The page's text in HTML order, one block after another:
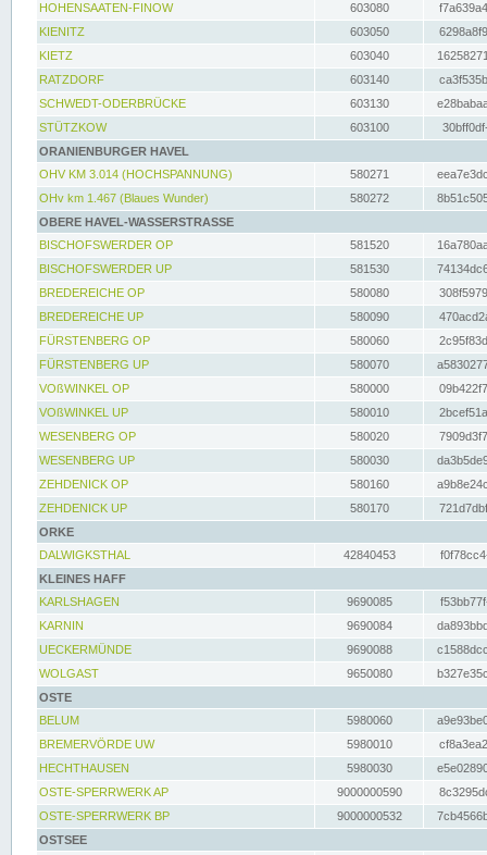
HOHENSAATEN-FINOW
603080
KIENITZ
603050
KIETZ
603040
RATZDORF
603140
SCHWEDT-ODERBRÜCKE
603130
STÜTZKOW
603100
ORANIENBURGER HAVEL
OHV KM 3.014 (HOCHSPANNUNG)
580271
OHv km 1.467 (Blaues Wunder)
580272
OBERE HAVEL-WASSERSTRASSE
BISCHOFSWERDER OP
581520
BISCHOFSWERDER UP
581530
BREDEREICHE OP
580080
BREDEREICHE UP
580090
FÜRSTENBERG OP
580060
FÜRSTENBERG UP
580070
VOßWINKEL OP
580000
VOßWINKEL UP
580010
WESENBERG OP
580020
WESENBERG UP
580030
ZEHDENICK OP
580160
ZEHDENICK UP
580170
ORKE
DALWIGKSTHAL
42840453
KLEINES HAFF
KARLSHAGEN
9690085
KARNIN
9690084
UECKERMÜNDE
9690088
WOLGAST
9650080
OSTE
BELUM
5980060
BREMERVÖRDE UW
5980010
HECHTHAUSEN
5980030
OSTE-SPERRWERK AP
9000000590
OSTE-SPERRWERK BP
9000000532
OSTSEE